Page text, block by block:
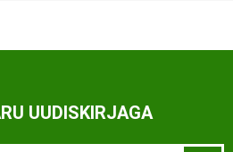
UUDISKIRJAGA